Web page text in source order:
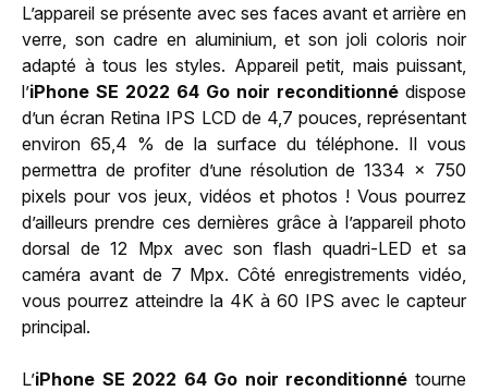
L’appareil se présente avec ses faces avant et arrière en
verre, son cadre en aluminium, et son joli coloris noir
adapté à tous les styles. Appareil petit, mais puissant,
l’iPhone SE 2022 64 Go noir reconditionné dispose
d’un écran Retina IPS LCD de 4,7 pouces, représentant
environ 65,4 % de la surface du téléphone. Il vous
permettra de profiter d’une résolution de 1334 x 750
pixels pour vos jeux, vidéos et photos ! Vous pourrez
d’ailleurs prendre ces dernières grâce à l’appareil photo
dorsal de 12 Mpx avec son flash quadri-LED et sa
caméra avant de 7 Mpx. Côté enregistrements vidéo,
vous pourrez atteindre la 4K à 60 IPS avec le capteur
principal.
L’iPhone SE 2022 64 Go noir reconditionné tourne